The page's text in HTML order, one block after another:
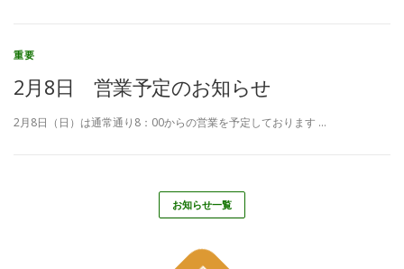
重要
2月8日 営業予定のお知らせ
2月8日（日）は通常通り8：00からの営業を予定しております …
お知らせ一覧